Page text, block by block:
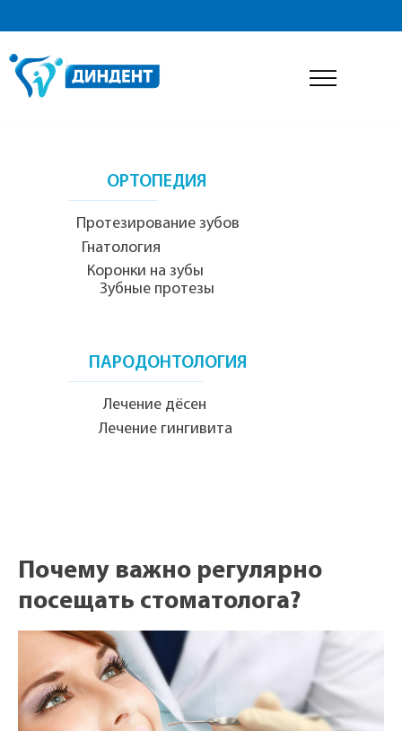
__
__
Консультация стоматолога
ОРТОПЕДИЯ
Протезирование зубов
Гнатология
Коронки на зубы
ПАРОДОНТОЛОГИЯ
Лечение дёсен
Лечение гингивита
Зубные протезы
Почему важно регулярно
посещать стоматолога?